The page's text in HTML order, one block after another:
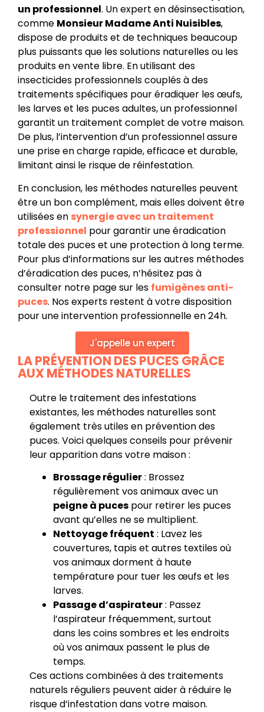
un professionnel. Un expert en désinsectisation,
comme Monsieur Madame Anti Nuisibles,
dispose de produits et de techniques beaucoup
plus puissants que les solutions naturelles ou les
produits en vente libre. En utilisant des
insecticides professionnels couplés à des
traitements spécifiques pour éradiquer les œufs,
les larves et les puces adultes, un professionnel
garantit un traitement complet de votre maison.
De plus, l’intervention d’un professionnel assure
une prise en charge rapide, efficace et durable,
limitant ainsi le risque de réinfestation.
En conclusion, les méthodes naturelles peuvent
être un bon complément, mais elles doivent être
utilisées en synergie avec un traitement
professionnel pour garantir une éradication
totale des puces et une protection à long terme.
Pour plus d’informations sur les autres méthodes
d’éradication des puces, n’hésitez pas à
consulter notre page sur les fumigènes anti-
puces. Nos experts restent à votre disposition
pour une intervention professionnelle en 24h.
J'appelle un expert
LA PRÉVENTION DES PUCES GRÂCE
AUX MÉTHODES NATURELLES
Outre le traitement des infestations
existantes, les méthodes naturelles sont
également très utiles en prévention des
puces. Voici quelques conseils pour prévenir
leur apparition dans votre maison :
Brossage régulier: Brossez
régulièrement vos animaux avec un
peigne à puces pour retirer les puces
avant qu’elles ne se multiplient.
Nettoyage fréquent : Lavez les
couvertures, tapis et autres textiles où
vos animaux dorment à haute
température pour tuer les œufs et les
larves.
Passage d’aspirateur: Passez
l’aspirateur fréquemment, surtout
dans les coins sombres et les endroits
où vos animaux passent le plus de
temps.
Ces actions combinées à des traitements
naturels réguliers peuvent aider à réduire le
risque d’infestation dans votre maison.